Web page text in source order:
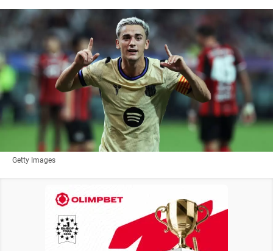
Getty Images